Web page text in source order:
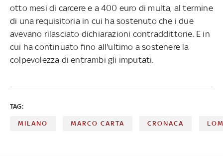
otto mesi di carcere e a 400 euro di multa, al termine
di una requisitoria in cui ha sostenuto che i due
avevano rilasciato dichiarazioni contraddittorie. E in
cui ha continuato fino all'ultimo a sostenere la
colpevolezza di entrambi gli imputati.
TAG:
MILANO MARCO CARTA CRONACA